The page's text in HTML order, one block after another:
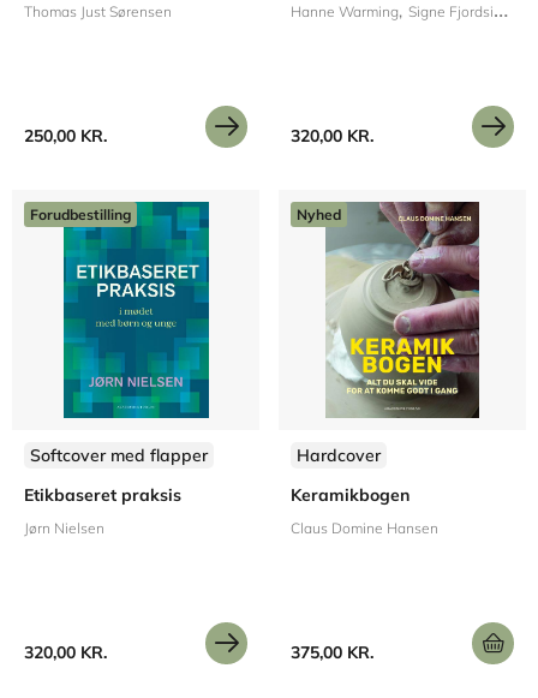
Thomas Just Sørensen
250,00 KR.
Hanne Warming Signe Fjordside
320,00 KR.
Softcover med flapper
Etikbaseret praksis
Jørn Nielsen
320,00 KR.
Forudbestilling
Hardcover
Keramikbogen
Claus Domine Hansen
375,00 KR.
Nyhed